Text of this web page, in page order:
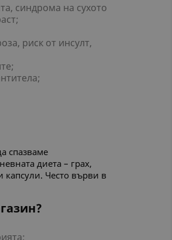
синдрома на сухото
риск от инсулт,
спазваме
диета – грах,
капсули. Често върви в